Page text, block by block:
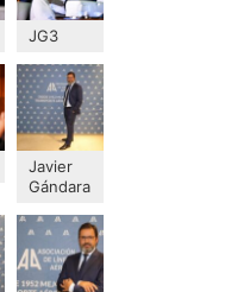
JG3
Javier
Gándara